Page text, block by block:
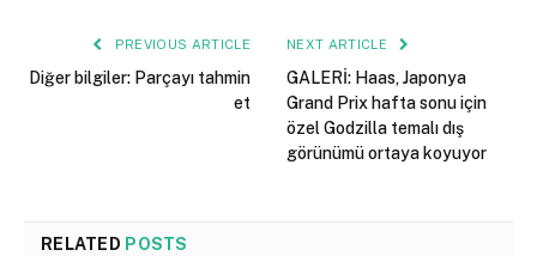
PREVIOUS ARTICLE
Diğer bilgiler: Parçayı tahmin
et
NEXT ARTICLE
GALERİ: Haas, Japonya
Grand Prix hafta sonu için
özel Godzilla temalı dış
görünümü ortaya koyuyor
RELATED POSTS